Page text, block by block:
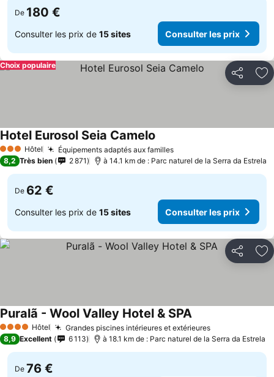
De 180 €
Consulter les prix de 15 sites Consulter les prix
Partager
Choix populaire
3 ÉtoilesHôtel Équipements adaptés aux famillesConsulter les prix
Hotel Eurosol Seia Camelo
8,2 Très bien 2 871 à 14.1 km de : Parc naturel de la Serra da Estrela
De 62 €
Consulter les prix de 15 sites Consulter les prix
Partager
4 Étoiles Hôtel Grandes piscines intérieures et extérieuresConsulter les
Puralã - Wool Valley Hotel & SPAConsulter les prix
8,9 Excellent 6 113 à 18.1 km de : Parc naturel de la Serra da Estrela
De 76 €